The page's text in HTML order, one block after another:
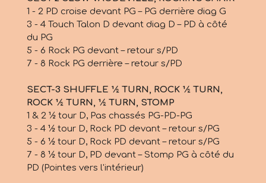
1 - 2 PD croise devant PG – PG derrière diag G
3 - 4 Touch Talon D devant diag D – PD à côté
du PG
5 - 6 Rock PG devant – retour s/PD
7 - 8 Rock PG derrière – retour s/PD
SECT-3 SHUFFLE ½ TURN, ROCK ½ TURN,
ROCK ½ TURN, ½ TURN, STOMP
1 & 2 ½ tour D, Pas chassés PG-PD-PG
3 - 4 ½ tour D, Rock PD devant – retour s/PG
5 - 6 ½ tour D, Rock PD devant – retour s/PG
7 - 8 ½ tour D, PD devant – Stomp PG à côté du
PD (Pointes vers l'intérieur)